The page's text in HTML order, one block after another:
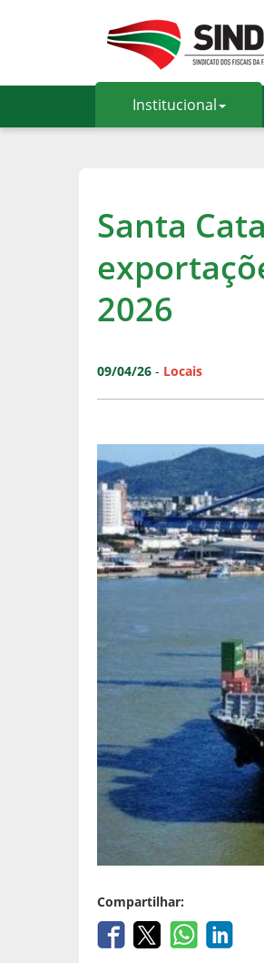
Institucional
Santa
2026
09/04/26 - Locais
Compartilhar: